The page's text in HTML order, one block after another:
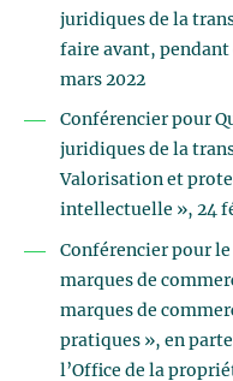
juridiques de la
faire avant, pendant
mars 2022
Conférencier pour
juridiques de la
Valorisation et
intellectuelle », 24
Conférencier pour
marques de
marques de
pratiques », en
l’Office de la